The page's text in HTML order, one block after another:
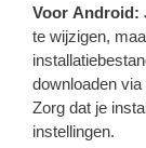
Voor Android:
te wijzigen,
downloaden
Zorg dat je
instellingen.